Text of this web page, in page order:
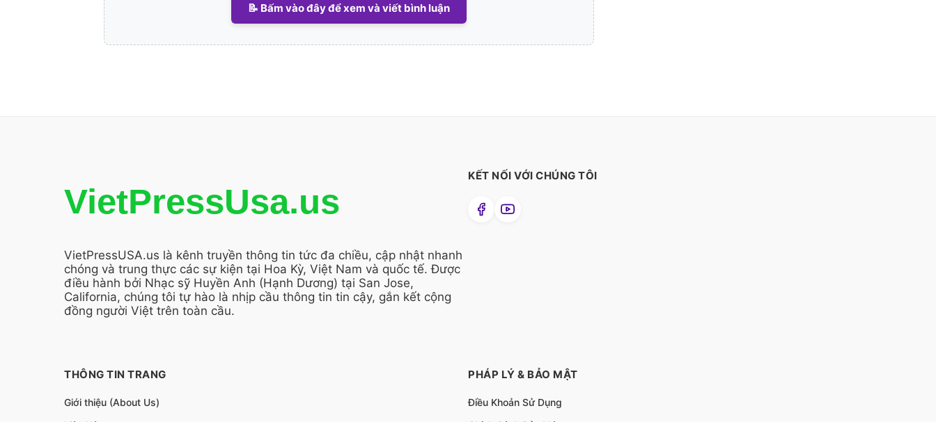
📝 Bấm vào đây để xem và viết bình luận
VietPressUsa.us
VietPressUSA.us là kênh truyền thông tin tức đa chiều, cập nhật nhanh
chóng và trung thực các sự kiện tại Hoa Kỳ, Việt Nam và quốc tế. Được
điều hành bởi Nhạc sỹ Huyền Anh (Hạnh Dương) tại San Jose,
California, chúng tôi tự hào là nhịp cầu thông tin tin cậy, gắn kết cộng
đồng người Việt trên toàn cầu.
KẾT NỐI VỚI CHÚNG TÔI
THÔNG TIN TRANG
Giới thiệu (About Us)
PHÁP LÝ & BẢO MẬT
Điều Khoản Sử Dụng